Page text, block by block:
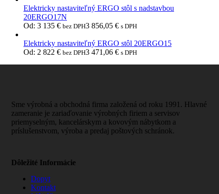
Elektricky nastaviteľný ERGO stôl s nadstavbou
20ERGO17N
Od: 3 135 € bez DPH3 856,05 € s DPH
Elektricky nastaviteľný ERGO stôl 20ERGO15
Od: 2 822 € bez DPH3 471,06 € s DPH
Sme výrobná a obchodná firma založená od roku 1991. Hlavné
zameranie je zariaďovanie výrobných firiem a servisov
priemyselným, kancelárskym a kovovým nábytkom a
príslušenstvom, výroba a predaj poštových schránok.
Dôležité Informácie
Dopyt
Kontakt